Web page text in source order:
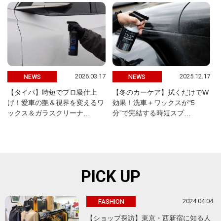
NEWS 2026.03.17
【タイパ】時短でプロ級仕上
げ！愛車の艶＆視界を変えるワ
ックス＆ガラスクリーナ…
NEWS 2025.12.17
【冬のカーケア】拭くだけでW
効果！洗車＋ワックスが“5
分”で完結する時短スプ…
PICK UP
FASHION 2024.04.04
【ショップ探訪】東京・西新宿に知る人